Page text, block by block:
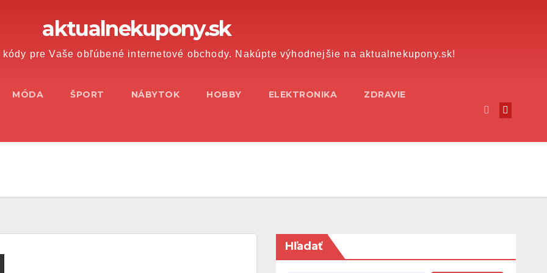
aktualnekupony.sk
pre Vaše obľúbené internetové obchody. Nakúpte výhodnejšie na aktualnekupony.sk!
MÓDA ŠPORT NÁBYTOK HOBBY ELEKTRONIKA ZDRAVIE
Hľadať